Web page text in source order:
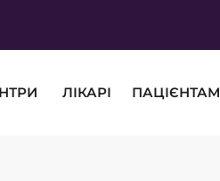
ЛІКАРІ ПАЦІЄНТАМ